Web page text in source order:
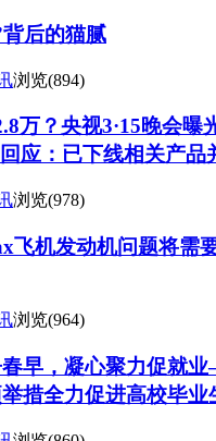
后的猫腻
浏览(894)
万？央视3·15晚会曝
应：已下线相关产品
浏览(978)
飞机发动机问题将需
浏览(964)
春早，凝心聚力促就
措全力促进高校毕业